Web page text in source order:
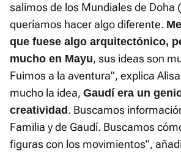
salimos de los Mundiales de Doha
queríamos hacer algo diferente.
que fuese algo arquitectónico,
mucho en Mayu, sus ideas son
Fuimos a la aventura", explica
mucho la idea, Gaudí era un
creatividad . Buscamos
Familia y de Gaudí. Buscamos
figuras con los movimientos",